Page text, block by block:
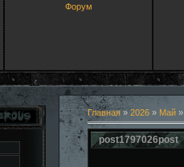
Форум
Главная» 2026 » Май »
post1797026post